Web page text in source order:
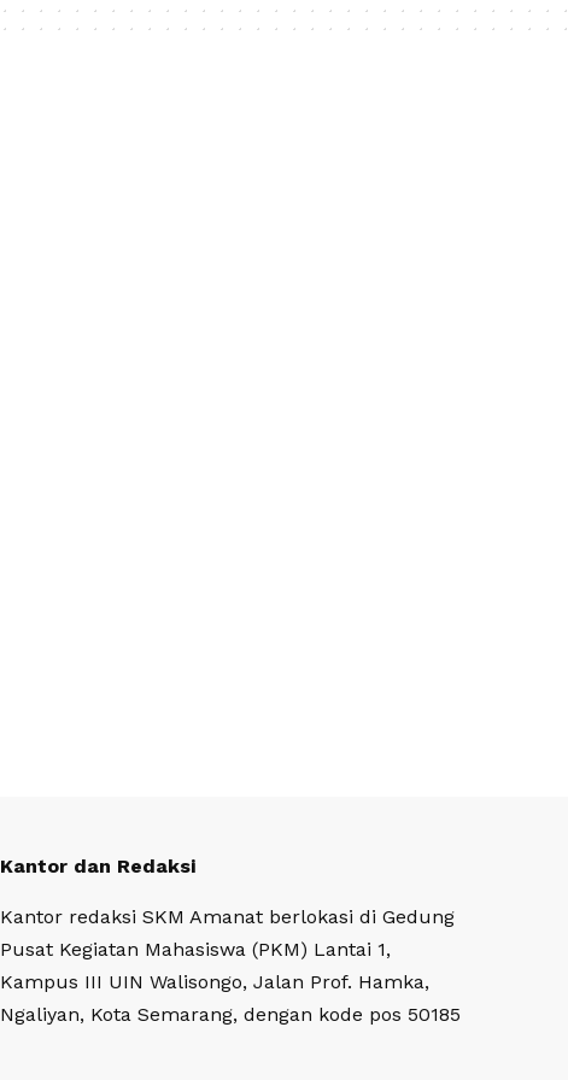
Kantor dan Redaksi
Kantor redaksi SKM Amanat berlokasi di Gedung
Pusat Kegiatan Mahasiswa (PKM) Lantai 1,
Kampus III UIN Walisongo, Jalan Prof. Hamka,
Ngaliyan, Kota Semarang, dengan kode pos 50185